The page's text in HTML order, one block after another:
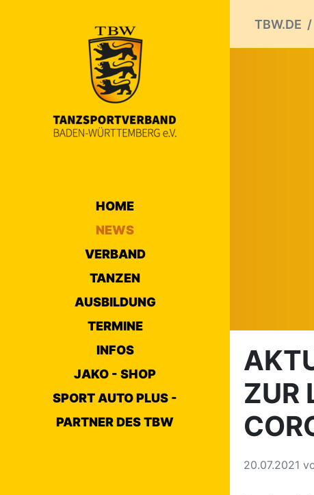
HOME
NEWS
VERBAND
TANZEN
AUSBILDUNG
TERMINE
INFOS
JAKO - SHOP
SPORT AUTO PLUS -
PARTNER DES TBW
TBW.DE
ZUR
20.07.2021